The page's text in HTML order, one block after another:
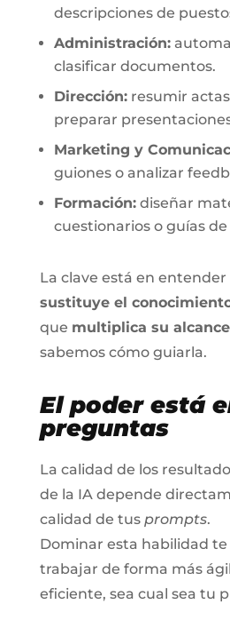
descripciones de
Administración:
clasificar documentos.
Dirección:resumir
preparar
Marketing y
guiones o analizar
Formación:diseñar
cuestionarios o guías
La clave está en entender
sustituye el
que multiplica su alcance
sabemos cómo guiarla.
El poder está
preguntas
La calidad de los
de la IA depende
calidad de tus prompts.
Dominar esta habilidad
trabajar de forma más
eficiente, sea cual sea tu